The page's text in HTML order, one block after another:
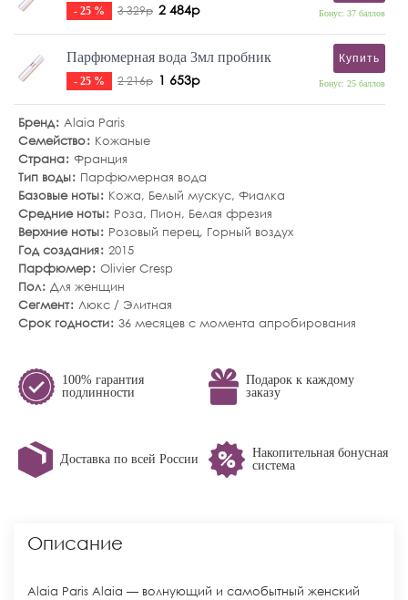
- 25 % 3 329р 2 484р Бонус: 37 баллов
Парфюмерная вода 3мл пробник
- 25 % 2 216р 1 653р
Купить
Бонус: 25 баллов
Бренд Alaia Paris
Семейство
Кожаные
Страна Франция
Тип воды
Парфюмерная вода
Базовые ноты
Кожа, Белый мускус, Фиалка
Средние ноты
Роза, Пион, Белая фрезия
Верхние ноты
Розовый перец, Горный воздух
Год создания 2015
Парфюмер Olivier Cresp
Пол Для женщин
Сегмент Люкс / Элитная
Срок годности 36 месяцев с момента апробирования
100% гарантия
подлинности
Подарок к каждому
заказу
Доставка по всей России
Накопительная бонусная
система
Описание
Alaia Paris Alaia — волнующий и самобытный женский